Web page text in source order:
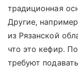
традиционная
Другие,
из Рязанской
что это кефир.
требуют